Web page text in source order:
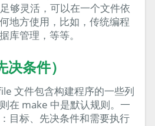
足够灵活，可以在一个文件依
地方使用，比如，传统编程
库管理，等等。
条件）
文件包含构建程序的一些列
在 make 中是默认规则。一
目标、先决条件和需要执行